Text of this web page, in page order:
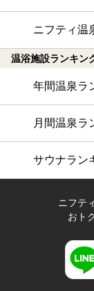
ニフティ温
温浴施設ランキン
年間温泉ラ
月間温泉ラ
サウナラン
ニフテ
おト